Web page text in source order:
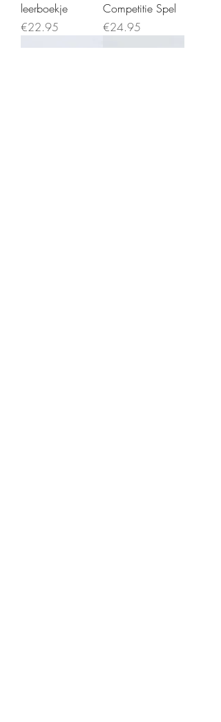
leerboekje
Price
€22.95
Competitie Spel
Price
€24.95